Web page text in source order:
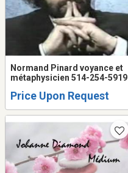
Normand Pinard voyance et
métaphysicien 514-254-5919
Price Upon Request